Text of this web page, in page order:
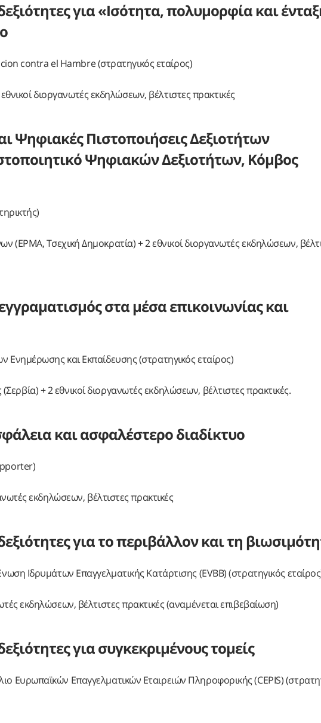
για «Ισότητα, πολυμορφία και
contra el Hambre (στρατηγικός εταίρος)
διοργανωτές εκδηλώσεων, βέλτιστες πρακτικές
Ψηφιακές Πιστοποιήσεις Δεξιοτήτων
Ψηφιακών Δεξιοτήτων, Κόμβος
(EPMA, Τσεχική Δημοκρατία) + 2 εθνικοί διοργανωτές εκδηλώσεων,
στα μέσα επικοινωνίας και
και Εκπαίδευσης (στρατηγικός εταίρος)
+ 2 εθνικοί διοργανωτές εκδηλώσεων, βέλτιστες πρακτικές.
και ασφαλέστερο διαδίκτυο
εκδηλώσεων, βέλτιστες πρακτικές
για το περιβάλλον και τη
Ιδρυμάτων Επαγγελματικής Κατάρτισης (EVBB) (στρατηγικός
εκδηλώσεων, βέλτιστες πρακτικές (αναμένεται επιβεβαίωση)
για συγκεκριμένους τομείς
Ευρωπαϊκών Επαγγελματικών Εταιρειών Πληροφορικής (CEPIS)